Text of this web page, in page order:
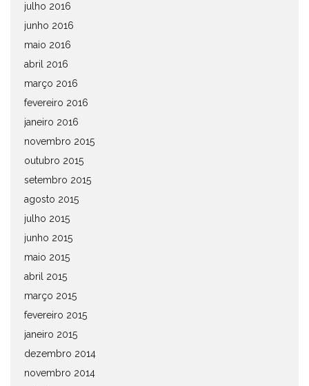
julho 2016
junho 2016
maio 2016
abril 2016
março 2016
fevereiro 2016
janeiro 2016
novembro 2015
outubro 2015
setembro 2015
agosto 2015
julho 2015
junho 2015
maio 2015
abril 2015
março 2015
fevereiro 2015
janeiro 2015
dezembro 2014
novembro 2014